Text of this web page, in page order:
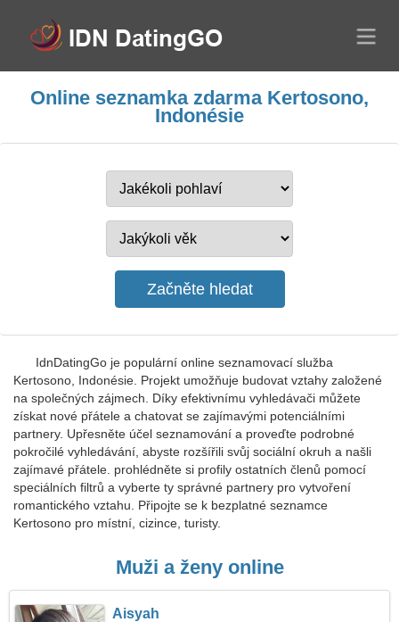
Online seznamka zdarma Kertosono,
Indonésie
IdnDatingGo je populární online seznamovací služba
Kertosono, Indonésie. Projekt umožňuje budovat vztahy založené
na společných zájmech. Díky efektivnímu vyhledávači můžete
získat nové přátele a chatovat se zajímavými potenciálními
partnery. Upřesněte účel seznamování a proveďte podrobné
pokročilé vyhledávání, abyste rozšířili svůj sociální okruh a našli
zajímavé přátele. prohlédněte si profily ostatních členů pomocí
speciálních filtrů a vyberte ty správné partnery pro vytvoření
romantického vztahu. Připojte se k bezplatné seznamce
Kertosono pro místní, cizince, turisty.
Muži a ženy online
Aisyah